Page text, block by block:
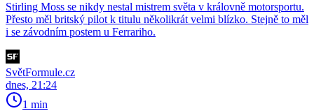
Stirling Moss se nikdy nestal mistrem světa v královně motorsportu.
Přesto měl britský pilot k titulu několikrát velmi blízko. Stejně to měl
i se závodním postem u Ferrariho.
SvětFormule.cz
dnes, 21:24
1 min